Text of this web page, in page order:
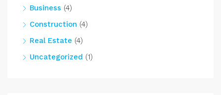
Business (4)
Construction (4)
Real Estate (4)
Uncategorized (1)